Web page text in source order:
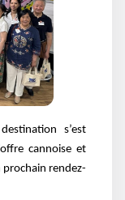
s’est
cannoise et
prochain rendez-